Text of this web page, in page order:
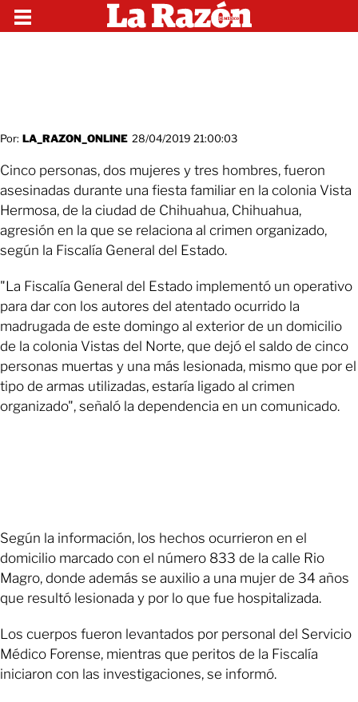
Por: LA_RAZON_ONLINE 28/04/2019 21:00:03
Cinco personas, dos mujeres y tres hombres, fueron
asesinadas durante una fiesta familiar en la colonia Vista
Hermosa, de la ciudad de Chihuahua, Chihuahua,
agresión en la que se relaciona al crimen organizado,
según la Fiscalía General del Estado.
"La Fiscalía General del Estado implementó un operativo
para dar con los autores del atentado ocurrido la
madrugada de este domingo al exterior de un domicilio
de la colonia Vistas del Norte, que dejó el saldo de cinco
personas muertas y una más lesionada, mismo que por el
tipo de armas utilizadas, estaría ligado al crimen
organizado", señaló la dependencia en un comunicado.
Según la información, los hechos ocurrieron en el
domicilio marcado con el número 833 de la calle Rio
Magro, donde además se auxilio a una mujer de 34 años
que resultó lesionada y por lo que fue hospitalizada.
Los cuerpos fueron levantados por personal del Servicio
Médico Forense, mientras que peritos de la Fiscalía
iniciaron con las investigaciones, se informó.